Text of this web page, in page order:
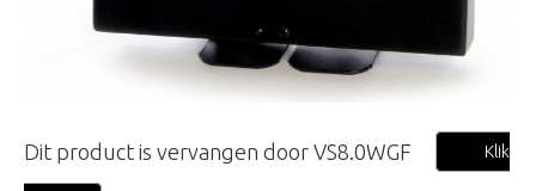
Dit product is vervangen door VS8.0WGF Klik